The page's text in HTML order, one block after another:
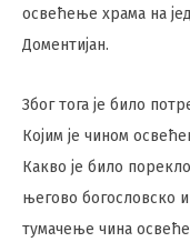
освећење храма на
Доментијан.
Због тога је било
Којим је чином
Какво је било
његово богословско
тумачење чина